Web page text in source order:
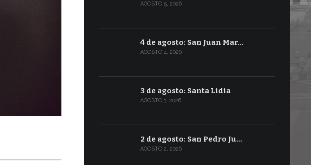
AGOSTO 5, 2026
4 de agosto: San Juan Mar…
AGOSTO 4, 2026
3 de agosto: Santa Lidia
AGOSTO 3, 2026
2 de agosto: San Pedro Ju…
AGOSTO 2, 2026